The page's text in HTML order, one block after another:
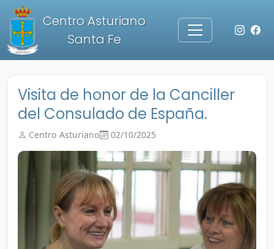
Centro Asturiano
Santa Fe
Visita de honor de la Canciller
del Consulado de España.
Centro Asturiano 02/10/2025